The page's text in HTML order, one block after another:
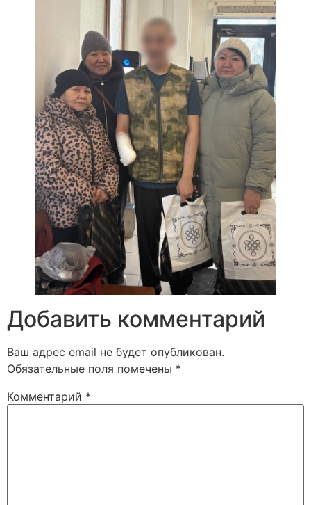
Добавить комментарий
Ваш адрес email не будет опубликован.
Обязательные поля помечены *
Комментарий *